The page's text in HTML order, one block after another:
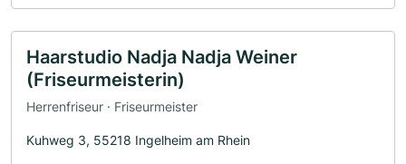
Haarstudio Nadja Nadja Weiner
(Friseurmeisterin)
Herrenfriseur · Friseurmeister
Kuhweg 3, 55218 Ingelheim am Rhein